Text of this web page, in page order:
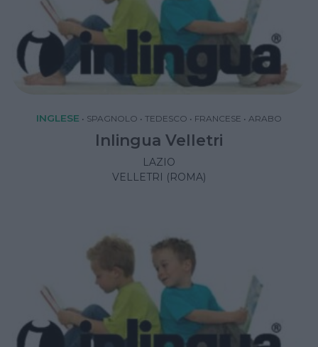
INGLESE • SPAGNOLO • TEDESCO • FRANCESE • ARABO
Inlingua Velletri
LAZIO
VELLETRI (ROMA)